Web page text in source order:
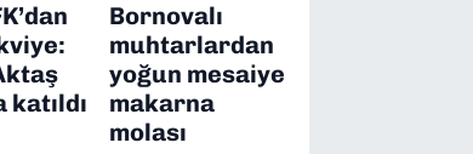
Bornovalı
muhtarlardan
yoğun mesaiye
makarna
molası